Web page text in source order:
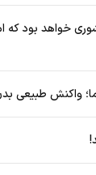
خواهد بود که
واکنش طبیعی